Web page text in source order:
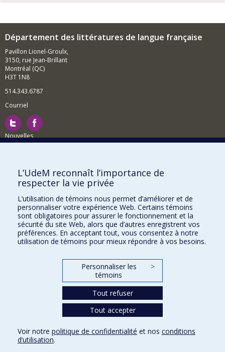
Département des littératures de langue française
Pavillon Lionel-Groulx,
3150, rue Jean-Brillant
Montréal (QC)
H3T 1N8
514.343.6787
Courriel
Nouvelles
Comment soutenir le Département?
BESOIN D'AIDE?
Plan du site
Signaler une erreur
Accessibilité
FACULTÉ DES ARTS ET DES SCIENCES
Nos départements et écoles
Conditions d’utilisation
L’UdeM reconnaît l’importance de
respecter la vie privée
L’utilisation de témoins nous permet d’améliorer et de
personnaliser votre expérience Web. Certains témoins
sont obligatoires pour assurer le fonctionnement et la
sécurité du site Web, alors que d’autres enregistrent vos
préférences. En acceptant tout, vous consentez à notre
utilisation de témoins pour mieux répondre à vos besoins.
Personnaliser les
témoins
>
Tout refuser
Tout accepter
Voir notre politique de confidentialité et nos conditions
d’utilisation.